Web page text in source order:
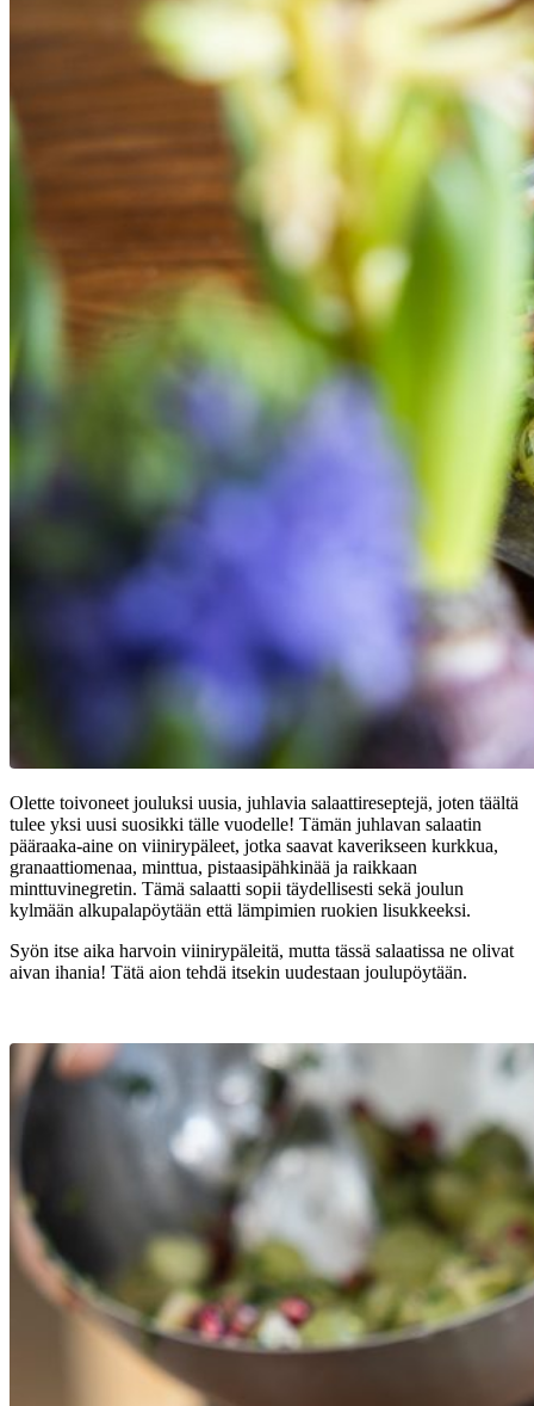
Olette toivoneet jouluksi uusia, juhlavia salaattireseptejä, joten täältä
tulee yksi uusi suosikki tälle vuodelle! Tämän juhlavan salaatin
pääraaka-aine on viinirypäleet, jotka saavat kaverikseen kurkkua,
granaattiomenaa, minttua, pistaasipähkinää ja raikkaan
minttuvinegretin. Tämä salaatti sopii täydellisesti sekä joulun
kylmään alkupalapöytään että lämpimien ruokien lisukkeeksi.
Syön itse aika harvoin viinirypäleitä, mutta tässä salaatissa ne olivat
aivan ihania! Tätä aion tehdä itsekin uudestaan joulupöytään.